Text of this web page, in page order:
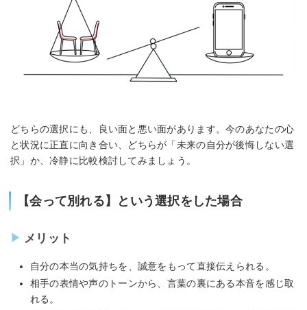
どちらの選択にも、良い面と悪い面があります。今のあなたの心
と状況に正直に向き合い、どちらが「未来の自分が後悔しない選
択」か、冷静に比較検討してみましょう。
【会って別れる】という選択をした場合
メリット
自分の本当の気持ちを、誠意をもって直接伝えられる。
相手の表情や声のトーンから、言葉の裏にある本音を感じ取
れる。